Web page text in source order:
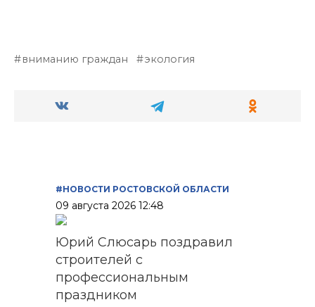
вниманию граждан экология
#НОВОСТИ РОСТОВСКОЙ ОБЛАСТИ
09 августа 2026 12:48
Юрий Слюсарь поздравил
строителей с
профессиональным
праздником